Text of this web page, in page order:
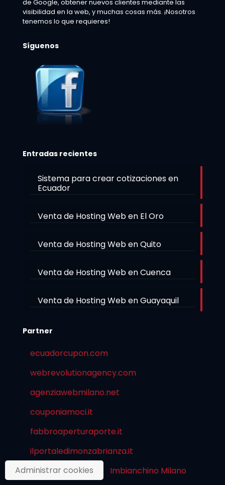
de Google, obtener nuevos clientes mediante las
visibilidad en la web, y muchas cosas más. ¡Nosotros
tenemos lo que requieres!
Síguenos
Entradas recientes
Sistema para crear cotizaciones en
Ecuador
Venta de Hosting Web en El Oro
Venta de Hosting Web en Quito
Venta de Hosting Web en Cuenca
Venta de Hosting Web en Guayaquil
Partner
ecuadorcupon.com
webrevolutionagency.com
agenziawebmilano.net
couponiamoci.it
fabbroaperturaporte.it
ilportaledimonzabrianza.it
ilmeneghino.net
Imbianchino Milano
Administrar cookies